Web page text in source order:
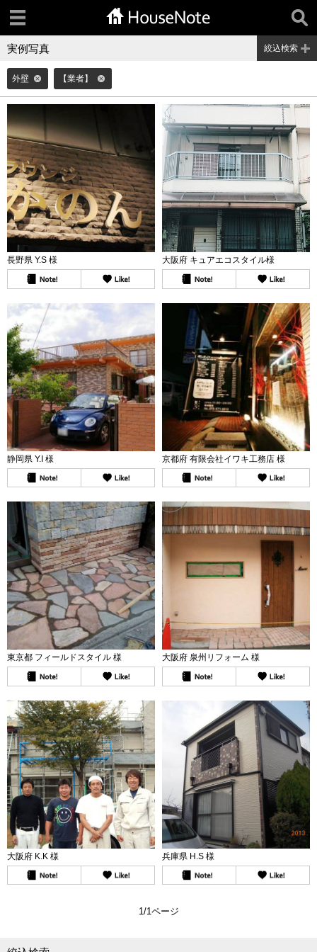
実例写真 絞込検索
外壁 【業者】
長野県 Y.S 様 大阪府 キュアエコスタイル様
静岡県 Y.I 様 京都府 有限会社イワキ工務店 様
東京都 フィールドスタイル 様 大阪府 泉州リフォーム 様
大阪府 K.K 様 兵庫県 H.S 様
1/1ページ